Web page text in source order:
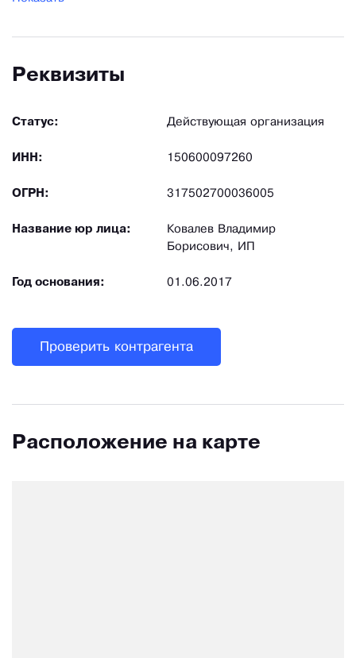
Реквизиты
Статус: Действующая организация
ИНН: 150600097260
ОГРН: 317502700036005
Название юр лица:
Ковалев Владимир
Борисович, ИП
Год основания: 01.06.2017
Проверить контрагента
Расположение на карте